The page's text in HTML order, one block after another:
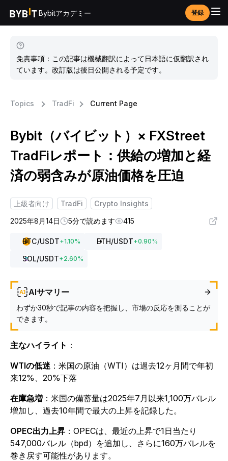
Bybitアカデミー 登録
免責事項：この記事は機械翻訳によって日本語に仮翻訳され
ています。改訂版は後日公開される予定です。
Topics TradFi Current Page
Bybit（バイビット）× FXStreet
TradFiレポート：供給の増加と経
済の弱含みが原油価格を圧迫
上級者向け TradFi
Crypto Insights
2025年8月14日
5分で読めます 415
BTC/USDT+1.10% ETH/USDT+0.90%
SOL/USDT+2.60%
AIサマリー
わずか30秒で記事の内容を把握し、市場の反応を測ることが
できます。
主なハイライト ：
WTIの低迷 ：米国の原油（WTI）は過去12ヶ月間で年初
来12%、20%下落
在庫急増 ：米国の備蓄量は2025年7月以来1,100万バレル
増加し、過去10年間で最大の上昇を記録した。
OPEC出力上昇 ：OPECは、最近の上昇で1日当たり
547,000バレル（bpd）を追加し、さらに160万バレルを
巻き戻す可能性があります。